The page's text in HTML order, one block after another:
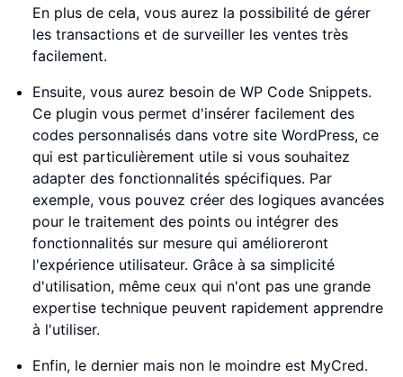
En plus de cela, vous aurez la possibilité de gérer
les transactions et de surveiller les ventes très
facilement.
Ensuite, vous aurez besoin de WP Code Snippets.
Ce plugin vous permet d'insérer facilement des
codes personnalisés dans votre site WordPress, ce
qui est particulièrement utile si vous souhaitez
adapter des fonctionnalités spécifiques. Par
exemple, vous pouvez créer des logiques avancées
pour le traitement des points ou intégrer des
fonctionnalités sur mesure qui amélioreront
l'expérience utilisateur. Grâce à sa simplicité
d'utilisation, même ceux qui n'ont pas une grande
expertise technique peuvent rapidement apprendre
à l'utiliser.
Enfin, le dernier mais non le moindre est MyCred.